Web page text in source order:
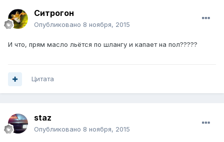
Ситрогон
Опубликовано 8 ноября, 2015
И что, прям масло льётся по шлангу и капает на пол?????
Цитата
staz
Опубликовано 8 ноября, 2015